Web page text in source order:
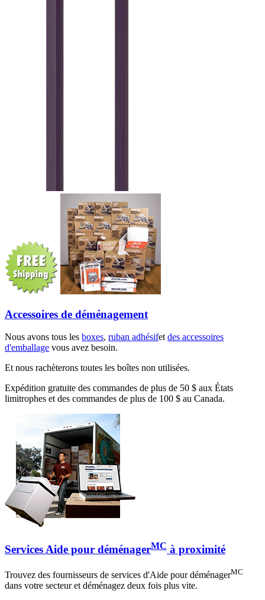
Accessoires de déménagement
Nous avons tous les boxes, ruban adhésifetdes accessoires
d'emballage vous avez besoin.
Et nous rachèterons toutes les boîtes non utilisées.
Expédition gratuite des commandes de plus de 50 $ aux États
limitrophes et des commandes de plus de 100 $ au Canada.
Services Aide pour déménagerMC à proximité
Trouvez des fournisseurs de services d'Aide pour déménagerMC
dans votre secteur et déménagez deux fois plus vite.